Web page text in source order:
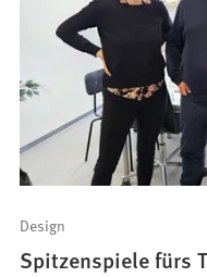
Design
Spitzenspiele fürs